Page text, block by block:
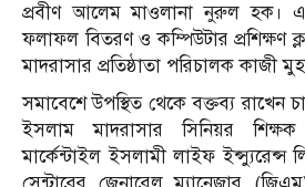
প্রবীণ আলেম মাওলানা নুরুল হক। এ
ফলাফল বিতরণ ও কম্পিউটার প্রশিক্ষণ
মাদরাসার প্রতিষ্ঠাতা পরিচালক কাজী
সমাবেশে উপস্থিত থেকে বক্তব্য
ইসলাম মাদরাসার সিনিয়র
মার্কেন্টাইল ইসলামী লাইফ ইন্স্যুরেন্স